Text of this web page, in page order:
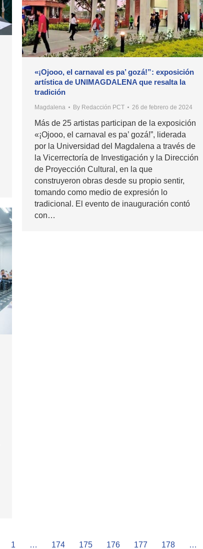
«¡Ojooo, el carnaval es pa’ gozá!”: exposición
artística de UNIMAGDALENA que resalta la
tradición
Magdalena By Redacción PCT 26 de febrero de 2024
Más de 25 artistas participan de la exposición
«¡Ojooo, el carnaval es pa’ gozá!”, liderada
por la Universidad del Magdalena a través de
la Vicerrectoría de Investigación y la Dirección
de Proyección Cultural, en la que
construyeron obras desde su propio sentir,
tomando como medio de expresión lo
tradicional. El evento de inauguración contó
con…
1 … 174 175 176 177 178 …